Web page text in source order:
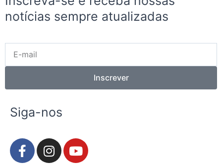
notícias sempre atualizadas
mail
Inscrever
Siga-nos
F
a
I
n
Y
o